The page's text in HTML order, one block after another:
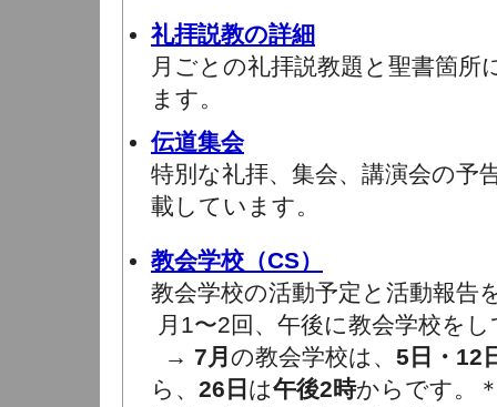
礼拝説教の詳細
月ごとの礼拝説教題と聖書箇所
ます。
伝道集会
特別な礼拝、集会、講演会の予
載しています。
教会学校（CS）
教会学校の活動予定と活動報告
月1〜2回、午後に教会学校を
→ 7月 の教会学校は、 5日・12
ら、 26日 は午後2時からです。